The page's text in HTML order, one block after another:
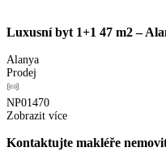
Luxusní byt 1+1 47 m2 –
Alanya
Prodej
NP01470
Zobrazit více
Kontaktujte makléře